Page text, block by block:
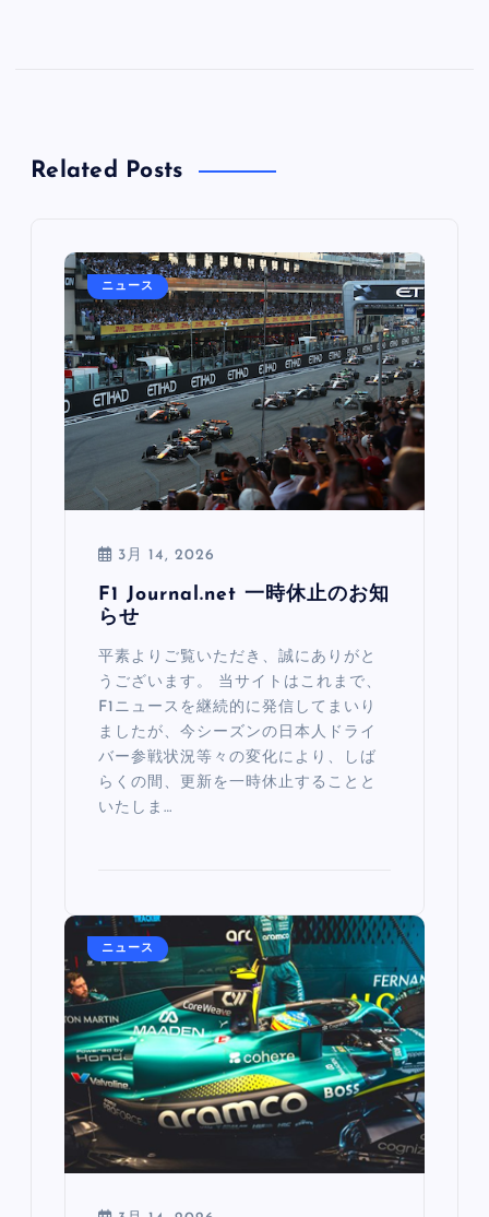
Related Posts
ニュース
3月 14, 2026
F1 Journal.net 一時休止のお知
らせ
平素よりご覧いただき、誠にありがと
うございます。 当サイトはこれまで、
F1ニュースを継続的に発信してまいり
ましたが、今シーズンの日本人ドライ
バー参戦状況等々の変化により、しば
らくの間、更新を一時休止することと
いたしま…
ニュース